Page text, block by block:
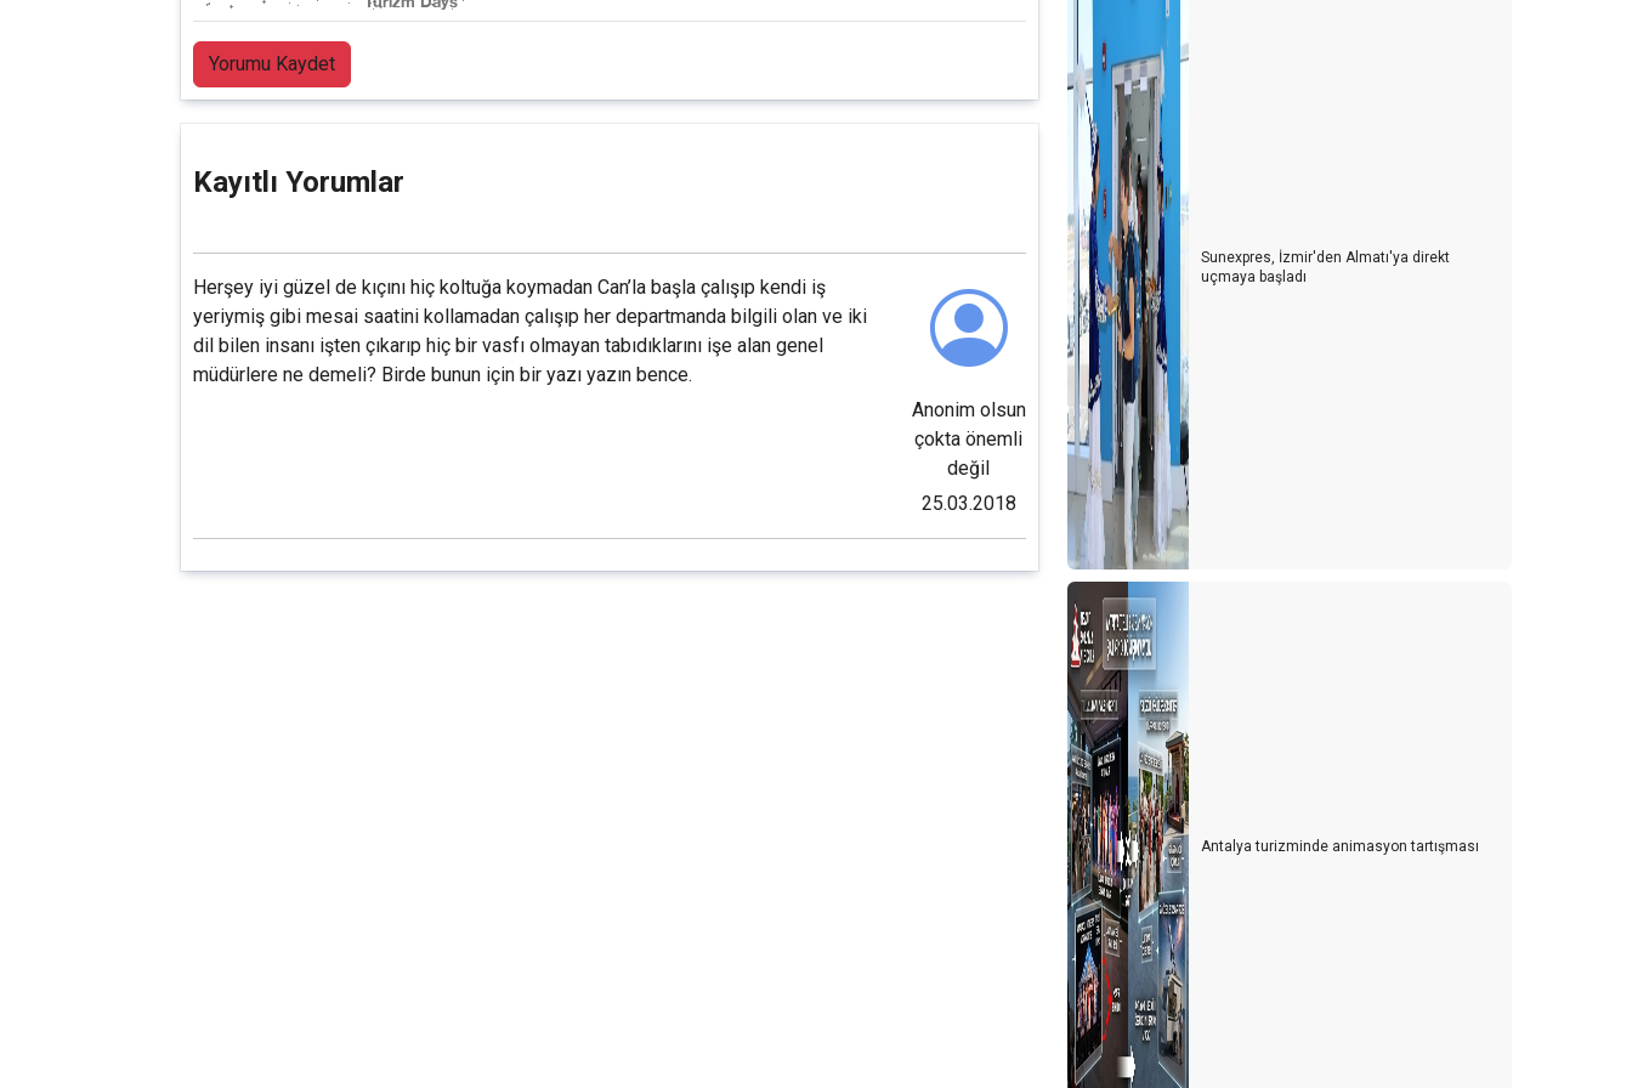
Yorumu Kaydet
Kayıtlı Yorumlar
Herşey iyi güzel de kıçını hiç koltuğa koymadan Can’la başla çalışıp kendi iş
yeriymiş gibi mesai saatini kollamadan çalışıp her departmanda bilgili olan ve iki
dil bilen insanı işten çıkarıp hiç bir vasfı olmayan tabıdıklarını işe alan genel
müdürlere ne demeli? Birde bunun için bir yazı yazın bence.
Anonim olsun
çokta önemli
değil
25.03.2018
Müşteri memnuniyeti hakkında 7 ilginç gerçek
4. Uluslararası Gastronomi Kongresi
Entellektüel olmak
Dünyada değişmesi gereken 50 gerçek
Spor turizmi ve Antalya
HOP ON, HOP OFF (İNDİ-BİNDİ) OTOBÜSLER
SAĞLIK TURİZMİ ATEŞELİĞİ
Gastrofizik
Zamanın durduğu şehir Yalvaç
Kriz anlarında karar alma sanatı
İnsanın en az üç alternatifi olmalı
Taksiler ve şehrin imajı
600 Dolar nereye gitti?
Paylaşım ekonomisi ve yeni bir satış stratejisi önerisi
Turizm ve Otelcilik Düzenleme ve Denetleme Kurumu
(TODDK)
Yeni tesisler yönetmeliği
Ah şu biz çılgın Türkler!
Seçim paradoksu ve karar verme zorluğu
Vanilyalı dondurma ve Pontıac
Siz de havlunuzu evinizden getirenlerden misiniz?
Türkler Antalya’ya gelsin mi?
Türkiye’nin Maldivleri Salda gölü
Sunexpres, İzmir'den Almatı'ya direkt
uçmaya başladı
Antalya turizminde animasyon tartışması